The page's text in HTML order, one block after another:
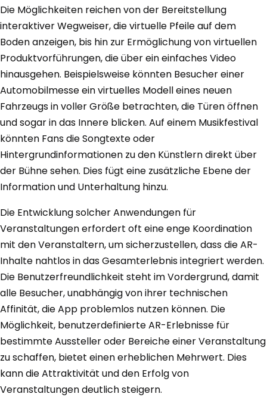
Die Möglichkeiten reichen von der Bereitstellung
interaktiver Wegweiser, die virtuelle Pfeile auf dem
Boden anzeigen, bis hin zur Ermöglichung von virtuellen
Produktvorführungen, die über ein einfaches Video
hinausgehen. Beispielsweise könnten Besucher einer
Automobilmesse ein virtuelles Modell eines neuen
Fahrzeugs in voller Größe betrachten, die Türen öffnen
und sogar in das Innere blicken. Auf einem Musikfestival
könnten Fans die Songtexte oder
Hintergrundinformationen zu den Künstlern direkt über
der Bühne sehen. Dies fügt eine zusätzliche Ebene der
Information und Unterhaltung hinzu.
Die Entwicklung solcher Anwendungen für
Veranstaltungen erfordert oft eine enge Koordination
mit den Veranstaltern, um sicherzustellen, dass die AR-
Inhalte nahtlos in das Gesamterlebnis integriert werden.
Die Benutzerfreundlichkeit steht im Vordergrund, damit
alle Besucher, unabhängig von ihrer technischen
Affinität, die App problemlos nutzen können. Die
Möglichkeit, benutzerdefinierte AR-Erlebnisse für
bestimmte Aussteller oder Bereiche einer Veranstaltung
zu schaffen, bietet einen erheblichen Mehrwert. Dies
kann die Attraktivität und den Erfolg von
Veranstaltungen deutlich steigern.